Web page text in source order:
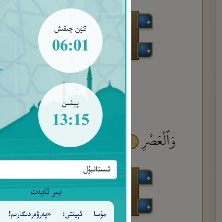
كۈن چىقىش
06:01
پېشىن
13:15
بىر ئايەت
مۇسا ئېيتتى:
وَٱلْعَصْرِ إِنَّ ٱلْإِنسَـٰنَ لَفِى خُسْرٍ